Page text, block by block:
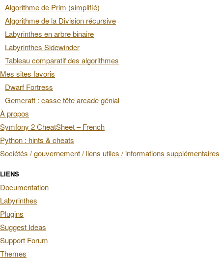
Algorithme de Prim (simplifié)
Algorithme de la Division récursive
Labyrinthes en arbre binaire
Labyrinthes Sidewinder
Tableau comparatif des algorithmes
Mes sites favoris
Dwarf Fortress
Gemcraft : casse tête arcade génial
À propos
Symfony 2 CheatSheet – French
Python : hints & cheats
Sociétés / gouvernement / liens utiles / informations supplémentaires
LIENS
Documentation
Labyrinthes
Plugins
Suggest Ideas
Support Forum
Themes